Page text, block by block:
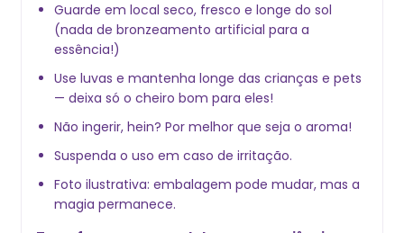
Guarde em local seco, fresco e longe do sol
(nada de bronzeamento artificial para a
essência!)
Use luvas e mantenha longe das crianças e pets
— deixa só o cheiro bom para eles!
Não ingerir, hein? Por melhor que seja o aroma!
Suspenda o uso em caso de irritação.
Foto ilustrativa: embalagem pode mudar, mas a
magia permanece.